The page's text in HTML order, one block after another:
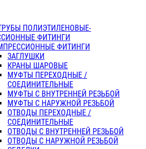
ПОЛИЭТИЛЕНОВЫЕ-
ФИТИНГИ
ФИТИНГИ
ЗАГЛУШКИ
КРАНЫ ШАРОВЫЕ
МУФТЫ ПЕРЕХОДНЫЕ /
СОЕДИНИТЕЛЬНЫЕ
МУФТЫ С ВНУТРЕННЕЙ РЕЗЬБОЙ
МУФТЫ С НАРУЖНОЙ РЕЗЬБОЙ
ОТВОДЫ ПЕРЕХОДНЫЕ /
СОЕДИНИТЕЛЬНЫЕ
ОТВОДЫ С ВНУТРЕННЕЙ РЕЗЬБОЙ
ОТВОДЫ С НАРУЖНОЙ РЕЗЬБОЙ